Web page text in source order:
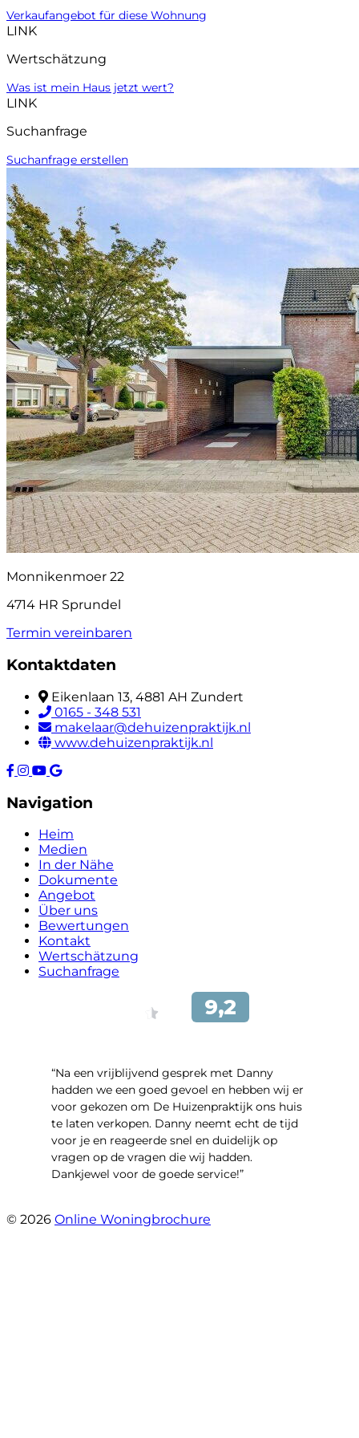
Verkaufangebot für diese Wohnung
LINK
Wertschätzung
Was ist mein Haus jetzt wert?
LINK
Suchanfrage
Suchanfrage erstellen
Monnikenmoer 22
4714 HR Sprundel
Termin vereinbaren
Kontaktdaten
Eikenlaan 13, 4881 AH Zundert
0165 - 348 531
makelaar@dehuizenpraktijk.nl
www.dehuizenpraktijk.nl
Navigation
Heim
Medien
In der Nähe
Dokumente
Angebot
Über uns
Bewertungen
Kontakt
Wertschätzung
Suchanfrage
“Na een vrijblijvend gesprek met Danny
hadden we een goed gevoel en hebben wij er
voor gekozen om De Huizenpraktijk ons huis
te laten verkopen. Danny neemt echt de tijd
voor je en reageerde snel en duidelijk op
vragen op de vragen die wij hadden.
Dankjewel voor de goede service!”
© 2026 Online Woningbrochure